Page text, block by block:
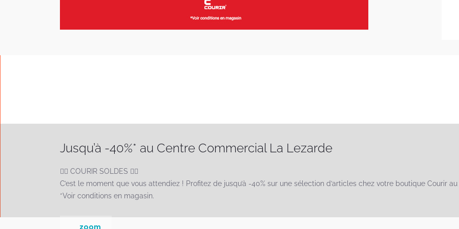
Jusqu’à -40%* au Centre Commercial La Lezarde
🏃‍♂️ COURIR SOLDES 🏃‍♀️
C’est le moment que vous attendiez ! Profitez de jusqu’à -40% sur une sélection d’articles chez votre boutique Courir
*Voir conditions en magasin.